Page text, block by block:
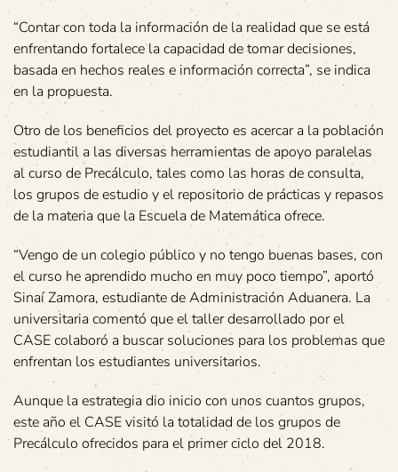
“Contar con toda la información de la realidad que se está
enfrentando fortalece la capacidad de tomar decisiones,
basada en hechos reales e información correcta”, se indica
en la propuesta.
Otro de los beneficios del proyecto es acercar a la población
estudiantil a las diversas herramientas de apoyo paralelas
al curso de Precálculo, tales como las horas de consulta,
los grupos de estudio y el repositorio de prácticas y repasos
de la materia que la Escuela de Matemática ofrece.
“Vengo de un colegio público y no tengo buenas bases, con
el curso he aprendido mucho en muy poco tiempo”, aportó
Sinaí Zamora, estudiante de Administración Aduanera. La
universitaria comentó que el taller desarrollado por el
CASE colaboró a buscar soluciones para los problemas que
enfrentan los estudiantes universitarios.
Aunque la estrategia dio inicio con unos cuantos grupos,
este año el CASE visitó la totalidad de los grupos de
Precálculo ofrecidos para el primer ciclo del 2018.